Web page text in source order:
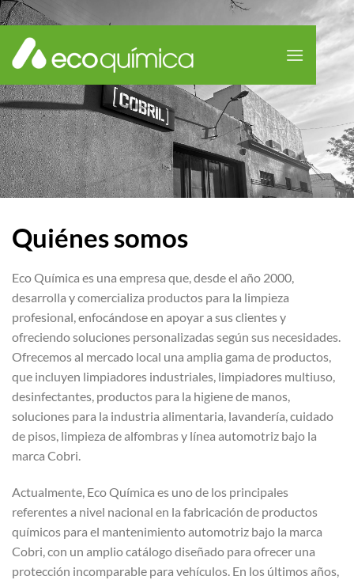
Saltar
al
contenido
Quiénes somos
Eco Química es una empresa que, desde el año 2000,
desarrolla y comercializa productos para la limpieza
profesional, enfocándose en apoyar a sus clientes y
ofreciendo soluciones personalizadas según sus necesidades.
Ofrecemos al mercado local una amplia gama de productos,
que incluyen limpiadores industriales, limpiadores multiuso,
desinfectantes, productos para la higiene de manos,
soluciones para la industria alimentaria, lavandería, cuidado
de pisos, limpieza de alfombras y línea automotriz bajo la
marca Cobri.
Actualmente, Eco Química es uno de los principales
referentes a nivel nacional en la fabricación de productos
químicos para el mantenimiento automotriz bajo la marca
Cobri, con un amplio catálogo diseñado para ofrecer una
protección incomparable para vehículos. En los últimos años,